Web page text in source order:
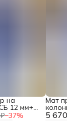
−37%
на
12 мм+
DNN 5 670 ₽
Мат
ППЭ 5см